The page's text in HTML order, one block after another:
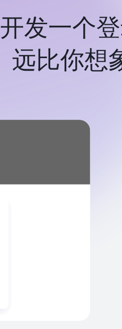
开发一个
远比你想